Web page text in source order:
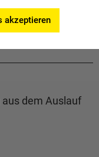
dem Auslauf
akzeptieren